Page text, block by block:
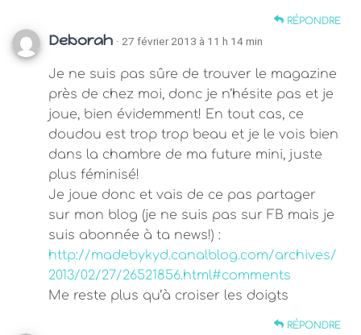
RÉPONDRE
Deborah · 27 février 2013 à 11 h 14 min
Je ne suis pas sûre de trouver le magazine
près de chez moi, donc je n’hésite pas et je
joue, bien évidemment! En tout cas, ce
doudou est trop trop beau et je le vois bien
dans la chambre de ma future mini, juste
plus féminisé!
Je joue donc et vais de ce pas partager
sur mon blog (je ne suis pas sur FB mais je
suis abonnée à ta news!) :
http://madebykyd.canalblog.com/archives/
2013/02/27/26521856.html#comments
Me reste plus qu’à croiser les doigts
RÉPONDRE